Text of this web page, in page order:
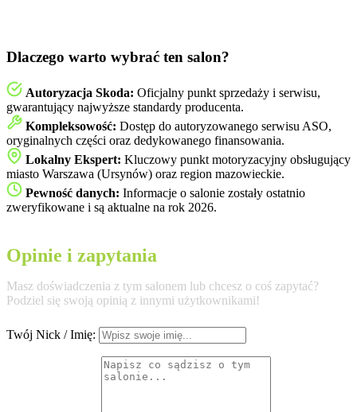
Dlaczego warto wybrać ten salon?
Autoryzacja Skoda: Oficjalny punkt sprzedaży i serwisu,
gwarantujący najwyższe standardy producenta.
Kompleksowość: Dostęp do autoryzowanego serwisu ASO,
oryginalnych części oraz dedykowanego finansowania.
Lokalny Ekspert: Kluczowy punkt motoryzacyjny obsługujący
miasto Warszawa (Ursynów) oraz region mazowieckie.
Pewność danych: Informacje o salonie zostały ostatnio
zweryfikowane i są aktualne na rok 2026.
Opinie i zapytania
Masz doświadczenia z tym salonem lub chcesz o coś zapytać?
Podziel się swoją opinią z innymi użytkownikami!
Twój Nick / Imię: